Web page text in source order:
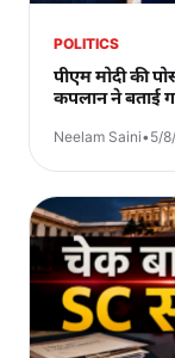
POLITICS
पीएम मोदी की
कपलान ने बताई
Neelam Saini•5/